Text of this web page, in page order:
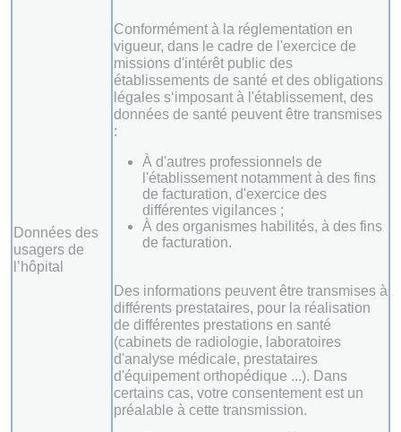
Données des
usagers de
l’hôpital
Conformément à la réglementation en
vigueur, dans le cadre de l'exercice de
missions d'intérêt public des
établissements de santé et des obligations
légales s‘imposant à l'établissement, des
données de santé peuvent être transmises
:
À d'autres professionnels de
l'établissement notamment à des fins
de facturation, d'exercice des
différentes vigilances ;
À des organismes habilités, à des fins
de facturation.
Des informations peuvent être transmises à
différents prestataires, pour la réalisation
de différentes prestations en santé
(cabinets de radiologie, laboratoires
d'analyse médicale, prestataires
d'équipement orthopédique ...). Dans
certains cas, votre consentement est un
préalable à cette transmission.